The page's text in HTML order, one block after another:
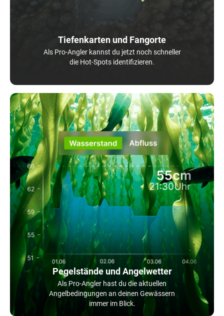
Tiefenkarten und Fangorte
Als Pro-Angler kannst du jetzt noch schneller
die Hot-Spots identifizieren.
Pegelstände und Angelwetter
Als Pro-Angler hast du die aktuellen
Angelbedingungen an deinen Gewässern
immer im Blick.